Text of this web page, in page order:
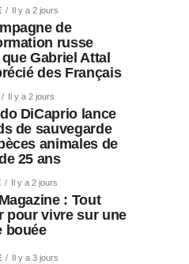
Il y a 2 jours
de
russe
Gabriel Attal
des Français
Il y a 2 jours
DiCaprio lance
de sauvegarde
animales de
25 ans
Il y a 2 jours
: Tout
pour vivre sur une
bouée
Il y a 3 jours